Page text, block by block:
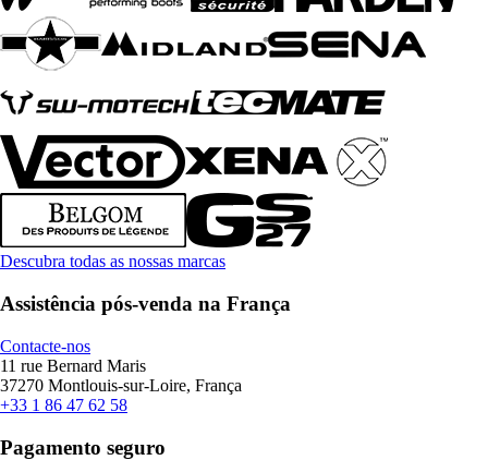
Descubra todas as nossas marcas
Assistência pós-venda na França
Contacte-nos
11 rue Bernard Maris
37270 Montlouis-sur-Loire, França
+33 1 86 47 62 58
Pagamento seguro